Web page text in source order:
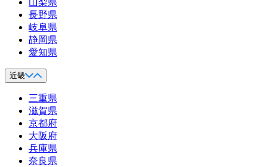
山梨県
長野県
岐阜県
静岡県
愛知県
近畿
三重県
滋賀県
京都府
大阪府
兵庫県
奈良県